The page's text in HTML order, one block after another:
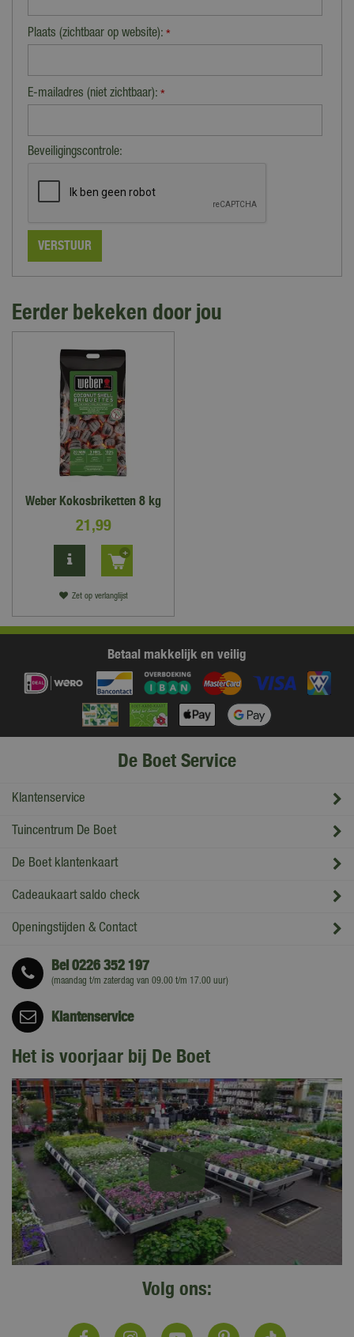
Plaats (zichtbaar op website): *
E-mailadres (niet zichtbaar): *
Beveiligingscontrole:
Eerder bekeken door jou
Weber Kokosbriketten 8 kg
21,99
Zet op verlanglijst
Betaal makkelijk en veilig
De Boet Service
Klantenservice
Tuincentrum De Boet
De Boet klantenkaart
Cadeaukaart saldo check
Openingstijden & Contact
Bel0226 352 197
(maandag t/m zaterdag van 09.00 t/m 17.00 uur)
Klantenservice
Het is voorjaar bij De Boet
Volg ons: